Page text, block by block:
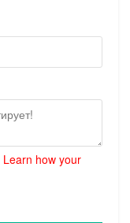
Learn how your